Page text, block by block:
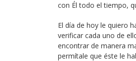
con Él todo el tiempo,
El día de hoy le quiero
verificar cada uno de
encontrar de manera
permítale que éste le